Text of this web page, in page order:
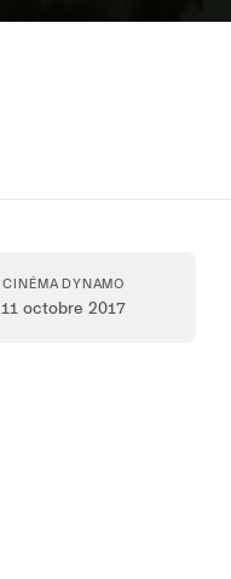
CINÉMA DYNAMO
11 octobre 2017